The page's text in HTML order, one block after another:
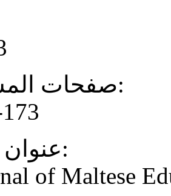
صفحات المستخرج:
عنوان المجلة:
of Maltese